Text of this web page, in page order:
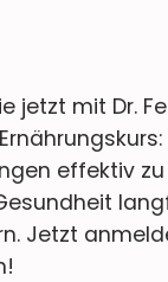
jetzt mit Dr.
effektiv
Jetzt